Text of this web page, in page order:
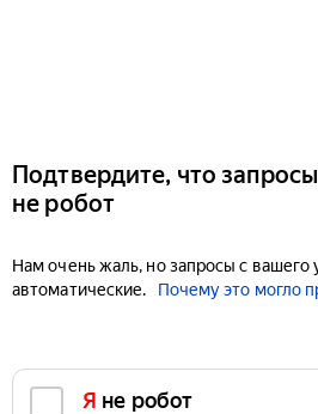
Подтвердите, что
не робот
Нам очень жаль, но запросы с вашего
автоматические.
Почему это могло
Я не робот